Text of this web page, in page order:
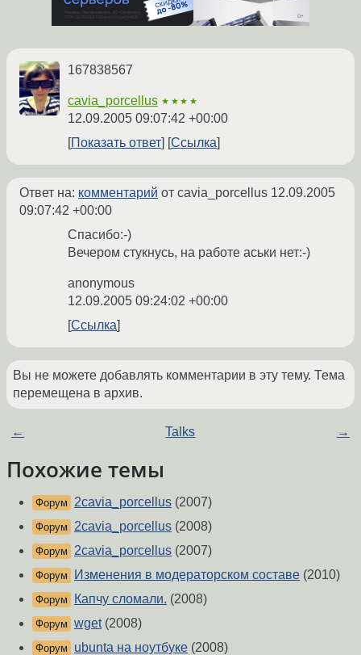
167838567
cavia_porcellus ★★★★
12.09.2005 09:07:42 +00:00
Показать ответ
Ссылка
Ответ на: комментарий от cavia_porcellus 12.09.2005
09:07:42 +00:00
Спасибо:-)
Вечером стукнусь, на работе аськи нет:-)
anonymous
12.09.2005 09:24:02 +00:00
Ссылка
Вы не можете добавлять комментарии в эту тему. Тема
перемещена в архив.
← Talks →
Похожие темы
Форум 2cavia_porcellus (2007)
Форум 2cavia_porcellus (2008)
Форум 2cavia_porcellus (2007)
Форум Изменения в модераторском составе (2010)
Форум Капчу сломали. (2008)
Форум wget(2008)
Форум ubunta на ноутбуке (2008)